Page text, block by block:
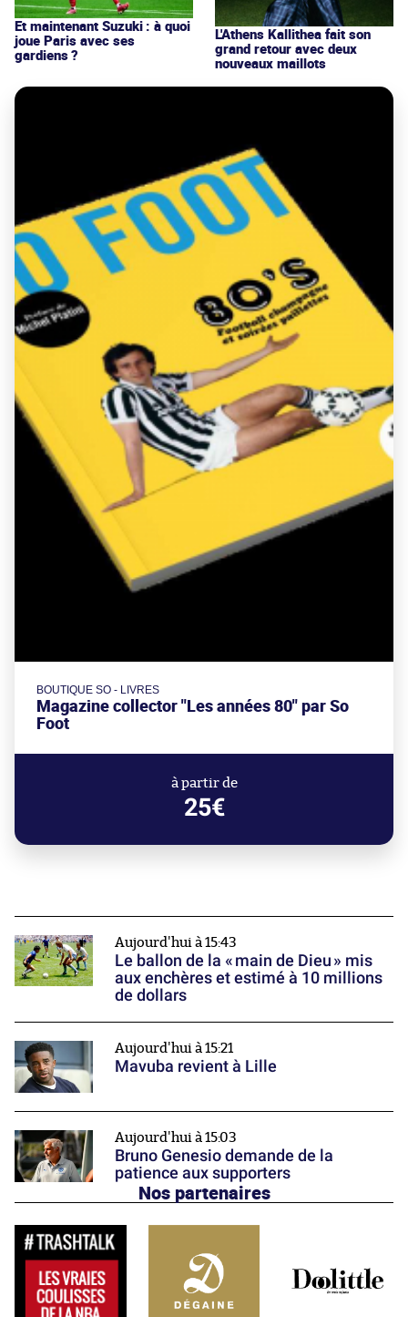
Et maintenant Suzuki : à quoi
joue Paris avec ses
gardiens ?
L'Athens Kallithea fait son
grand retour avec deux
nouveaux maillots
BOUTIQUE SO - LIVRES
Magazine collector "Les années 80" par So
Foot
à partir de
25€
Aujourd'hui à 15:43
Le ballon de la « main de Dieu » mis
aux enchères et estimé à 10 millions
de dollars
Aujourd'hui à 15:21
Mavuba revient à Lille
Aujourd'hui à 15:03
Bruno Genesio demande de la
patience aux supporters
Nos partenaires